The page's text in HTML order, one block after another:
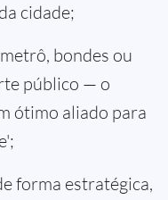
cidade;
bondes ou
público — o
ótimo aliado para
forma estratégica,